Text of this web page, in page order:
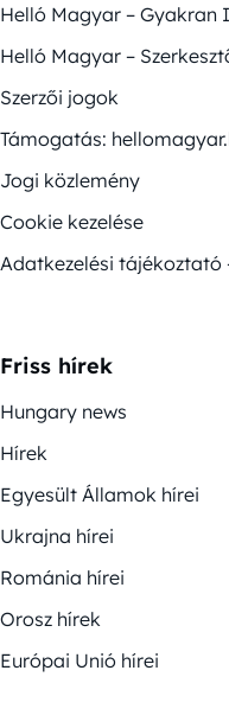
Helló Magyar – Gyakran
Helló Magyar –
Szerzői jogok
Támogatás:
Jogi közlemény
Cookie kezelése
Adatkezelési tájékoztató
Friss hírek
Hungary news
Hírek
Egyesült Államok hírei
Ukrajna hírei
Románia hírei
Orosz hírek
Európai Unió hírei